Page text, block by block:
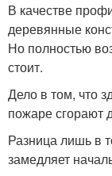
В качестве
деревянные
Но полностью
стоит.
Дело в том, что
пожаре сгорают
Разница лишь в
замедляет